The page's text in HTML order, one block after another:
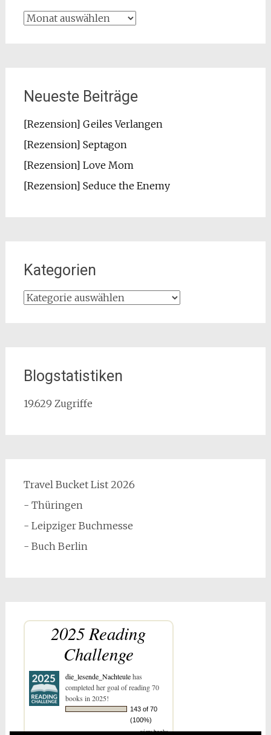
Archiv
Neueste Beiträge
[Rezension] Geiles Verlangen
[Rezension] Septagon
[Rezension] Love Mom
[Rezension] Seduce the Enemy
Kategorien
Kategorien
Blogstatistiken
19.629 Zugriffe
Travel Bucket List 2026
- Thüringen
- Leipziger Buchmesse
- Buch Berlin
2025 Reading
Challenge
die_lesende_Nachteulehas
completed her goal of reading 70
books in 2025!
143 of 70
(100%)
view books